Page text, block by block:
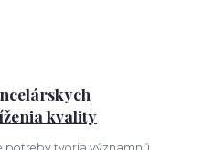
kvality